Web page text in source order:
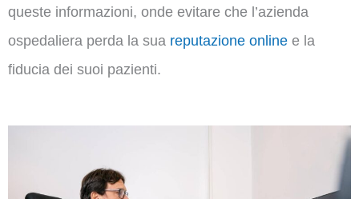
queste informazioni, onde evitare che l’azienda
ospedaliera perda la sua reputazione online e la
fiducia dei suoi pazienti.